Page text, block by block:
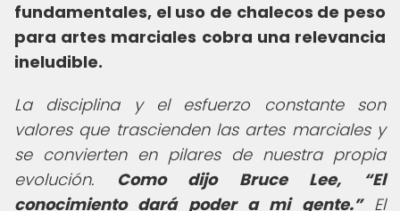
fundamentales, el uso de chalecos de peso
para artes marciales cobra una relevancia
ineludible.
La disciplina y el esfuerzo constante son
valores que trascienden las artes marciales y
se convierten en pilares de nuestra propia
evolución. Como dijo Bruce Lee,
El
conocimiento dará poder a mi gente. El